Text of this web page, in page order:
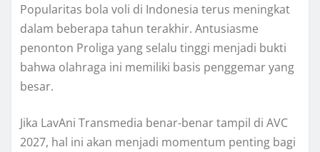
Popularitas bola voli di Indonesia terus meningkat
dalam beberapa tahun terakhir. Antusiasme
penonton Proliga yang selalu tinggi menjadi bukti
bahwa olahraga ini memiliki basis penggemar yang
besar.
Jika LavAni Transmedia benar-benar tampil di AVC
2027, hal ini akan menjadi momentum penting bagi